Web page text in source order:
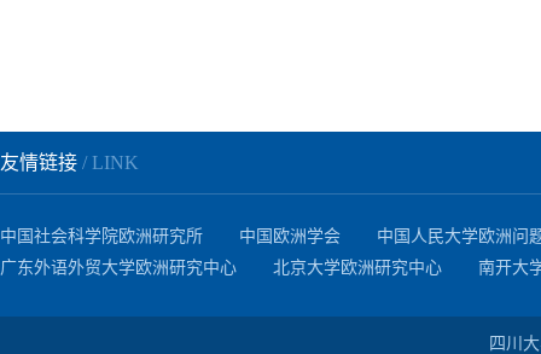
友情链接 / LINK
中国社会科学院欧洲研究所 中国欧洲学会
中国人民大学欧洲问
广东外语外贸大学欧洲研究中心
北京大学欧洲研究中心 南开大
四川